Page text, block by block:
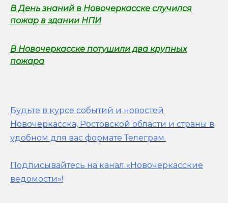
В День знаний в Новочеркасске случился
пожар в здании НПИ
В Новочеркасске потушили два крупных
пожара
Будьте в курсе событий и новостей
Новочеркасска, Ростовской области и страны в
удобном для вас формате Телеграм.
Подписывайтесь на канал «Новочеркасские
ведомости»!